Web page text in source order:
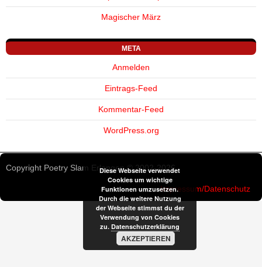
Magischer März
META
Anmelden
Eintrags-Feed
Kommentar-Feed
WordPress.org
Copyright Poetry Slam Erlangen © 2002-2026
Impressum/Datenschutz
Diese Webseite verwendet
Cookies um wichtige
Funktionen umzusetzen.
Durch die weitere Nutzung
der Webseite stimmst du der
Verwendung von Cookies
zu. Datenschutzerklärung
AKZEPTIEREN